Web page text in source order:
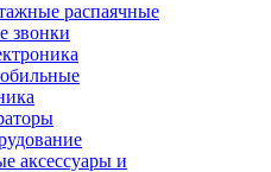
распаячные
звонки
аксессуары и